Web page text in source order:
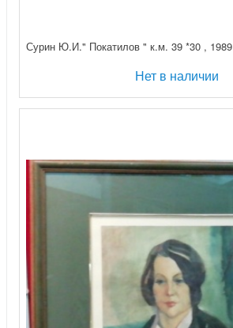
Сурин Ю.И." Покатилов " к.м. 39 *30 , 1989
Нет в наличии